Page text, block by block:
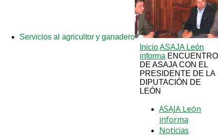
Servicios al agricultor y ganadero
InicioASAJA León
informa ENCUENTRO
DE ASAJA CON EL
PRESIDENTE DE LA
DIPUTACIÓN DE
LEÓN
ASAJA León
informa
Noticias